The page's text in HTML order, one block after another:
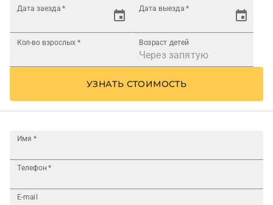
Дата заезда * Дата выезда *
Кол-во взрослых * Возраст детей
УЗНАТЬ СТОИМОСТЬ
Имя *
Телефон *
E-mail